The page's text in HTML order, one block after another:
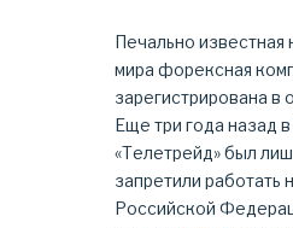
Печально известная
мира форексная
зарегистрирована
Еще три года назад
«Телетрейд» был
запретили работать
Российской